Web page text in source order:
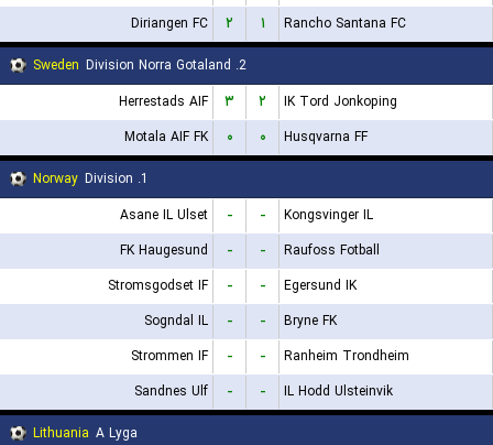
Diriangen FC
۲ ۱
Rancho Santana FC
Sweden
2. Division Norra Gotaland
Herrestads AIF
۳ ۲
IK Tord Jonkoping
Motala AIF FK
۰ ۰
Husqvarna FF
Norway
1. Division
Asane IL Ulset
- -
Kongsvinger IL
FK Haugesund
- -
Raufoss Fotball
Stromsgodset IF
- -
Egersund IK
Sogndal IL
- -
Bryne FK
Strommen IF
- -
Ranheim Trondheim
Sandnes Ulf
- -
IL Hodd Ulsteinvik
Lithuania A Lyga